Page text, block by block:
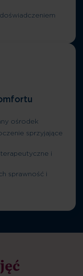
ośrodek
sprzyjające
i
sprawność i